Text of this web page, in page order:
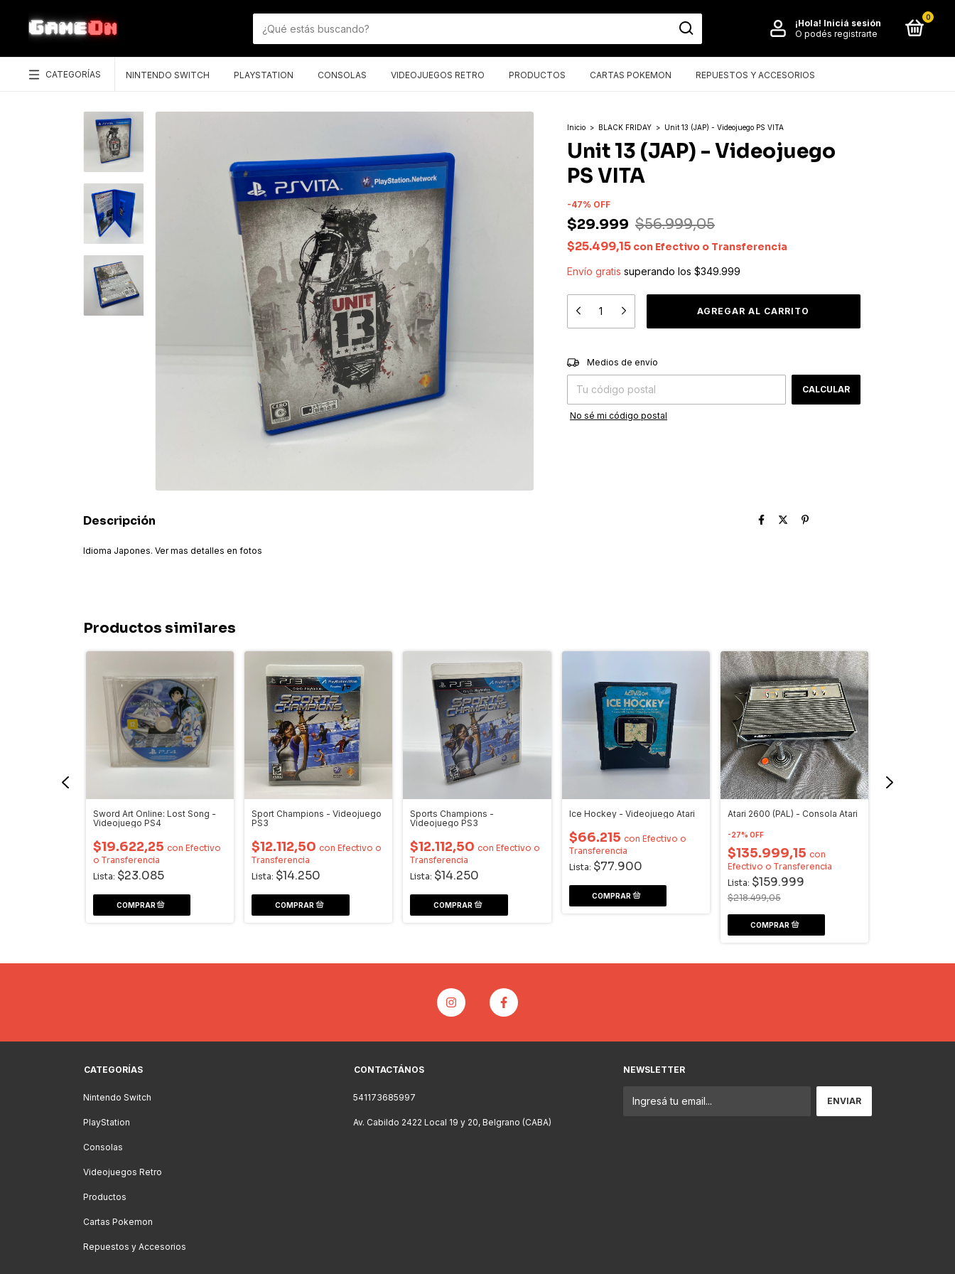
¡Hola! Iniciá sesión
O podés registrarte
0
CATEGORÍAS NINTENDO SWITCH PLAYSTATION CONSOLAS VIDEOJUEGOS RETRO PRODUCTOS CARTAS POKEMON REPUESTOS Y ACCESORIOS
Inicio > BLACK FRIDAY > Unit 13 (JAP) - Videojuego PS VITA
Unit 13 (JAP) - Videojuego
PS VITA
-47% OFF
$29.999 $56.999,05
$25.499,15 con Efectivo o Transferencia
Envío gratis superando los $349.999
Entregas para el CP:
Medios de envío
CALCULAR
No sé mi código postal
Descripción
Idioma Japones. Ver mas detalles en fotos
Productos similares
Sword Art Online: Lost Song -
Videojuego PS4
$19.622,25 con Efectivo
o Transferencia
Lista: $23.085
Sport Champions - Videojuego
PS3
$12.112,50con Efectivo o
Transferencia
Lista: $14.250
Sports Champions -
Videojuego PS3
$12.112,50con Efectivo o
Transferencia
Lista: $14.250
Ice Hockey - Videojuego Atari
$66.215 con Efectivo o
Transferencia
Lista: $77.900
Atari 2600 (PAL) - Consola Atari
-27% OFF
$135.999,15 con
Efectivo o Transferencia
Lista: $159.999
$218.499,05
CATEGORÍAS
Nintendo Switch
PlayStation
Consolas
Videojuegos Retro
Productos
Cartas Pokemon
Repuestos y Accesorios
CONTACTÁNOS
541173685997
Av. Cabildo 2422 Local 19 y 20, Belgrano (CABA)
NEWSLETTER